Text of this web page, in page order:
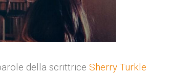
della scrittrice Sherry Turkle